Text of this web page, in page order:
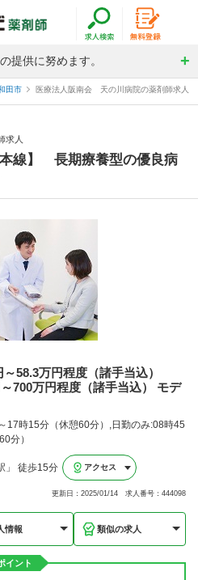
提供に努めます。
田市 医療法人阪南会 天の川病院の薬剤師求人
求人
本線】 長期療養型の優良病
～58.3万円程度（諸手当込）
～700万円程度（諸手当込） モデ
17時15分（休憩60分）,日勤のみ:08時45
分）
」 徒歩15分 アクセス
更新日：2025/01/14 求人番号：444098
情報 類似の求人
イント